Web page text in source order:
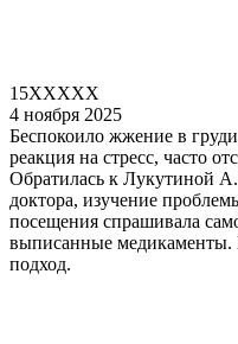
15XXXXX
4 ноября 2025
Беспокоило жжение в
реакция на стресс, часто
Обратилась к Лукутиной
доктора, изучение
посещения спрашивала
выписанные
подход.